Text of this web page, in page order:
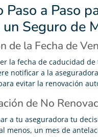
Paso a Paso
un Seguro de
de la Fecha de
la fecha de caducidad de
notificar a la
evitar la renovación
de No
a tu aseguradora tu
menos, un mes de